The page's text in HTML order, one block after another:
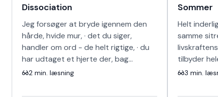
Dissociation
Jeg forsøger at bryde igennem den
hårde, hvide mur, · det du siger,
handler om ord - de helt rigtige, · du
har udtaget et hjerte der, bag
skinnet, · kunne ikke længere banke i
2 min. læsning
Sommer
Helt
samme
tilbyder
sang for
3 min.